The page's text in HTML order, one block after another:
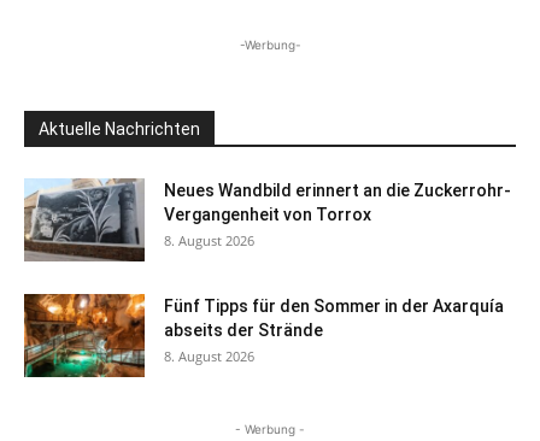
-Werbung-
Aktuelle Nachrichten
Neues Wandbild erinnert an die Zuckerrohr-
Vergangenheit von Torrox
8. August 2026
Fünf Tipps für den Sommer in der Axarquía
abseits der Strände
8. August 2026
- Werbung -